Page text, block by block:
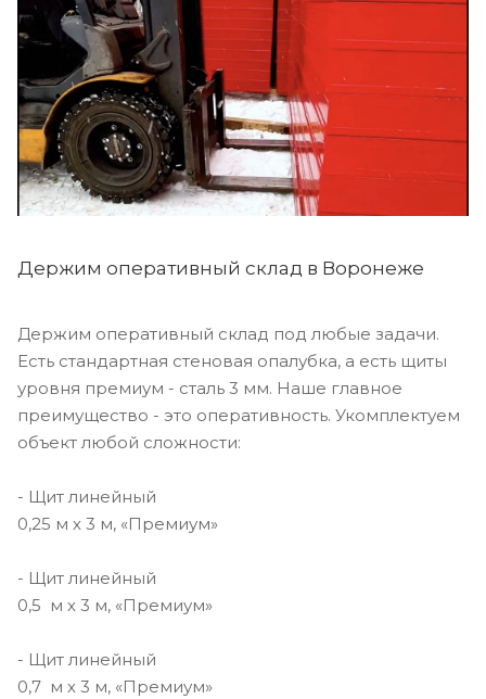
Держим оперативный склад в Воронеже
Держим оперативный склад под любые задачи.
Есть стандартная стеновая опалубка, а есть щиты
уровня премиум - сталь 3 мм. Наше главное
преимущество - это оперативность. Укомплектуем
объект любой сложности:
- Щит линейный
0,25 м х 3 м, «Премиум»
- Щит линейный
0,5 м х 3 м, «Премиум»
- Щит линейный
0,7 м х 3 м, «Премиум»